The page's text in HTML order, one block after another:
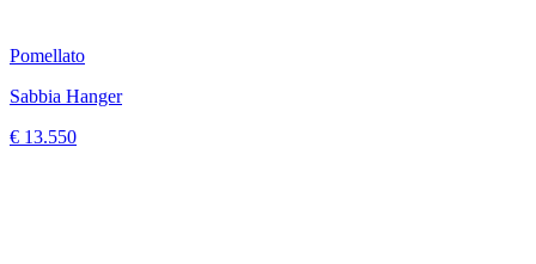
Pomellato
Sabbia Hanger
€ 13.550